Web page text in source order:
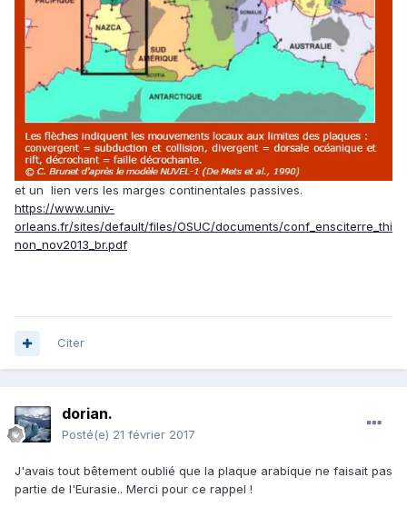
et un lien vers les marges continentales passives.
https://www.univ-
orleans.fr/sites/default/files/OSUC/documents/conf_ensciterre_thi
non_nov2013_br.pdf
Citer
dorian.
Posté(e) 21 février 2017
J'avais tout bêtement oublié que la plaque arabique ne faisait pas
partie de l'Eurasie.. Merci pour ce rappel !